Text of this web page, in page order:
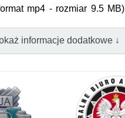
mp4 - rozmiar 9.5 MB)
informacje dodatkowe ↓